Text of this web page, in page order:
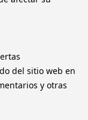
del sitio web en
y otras